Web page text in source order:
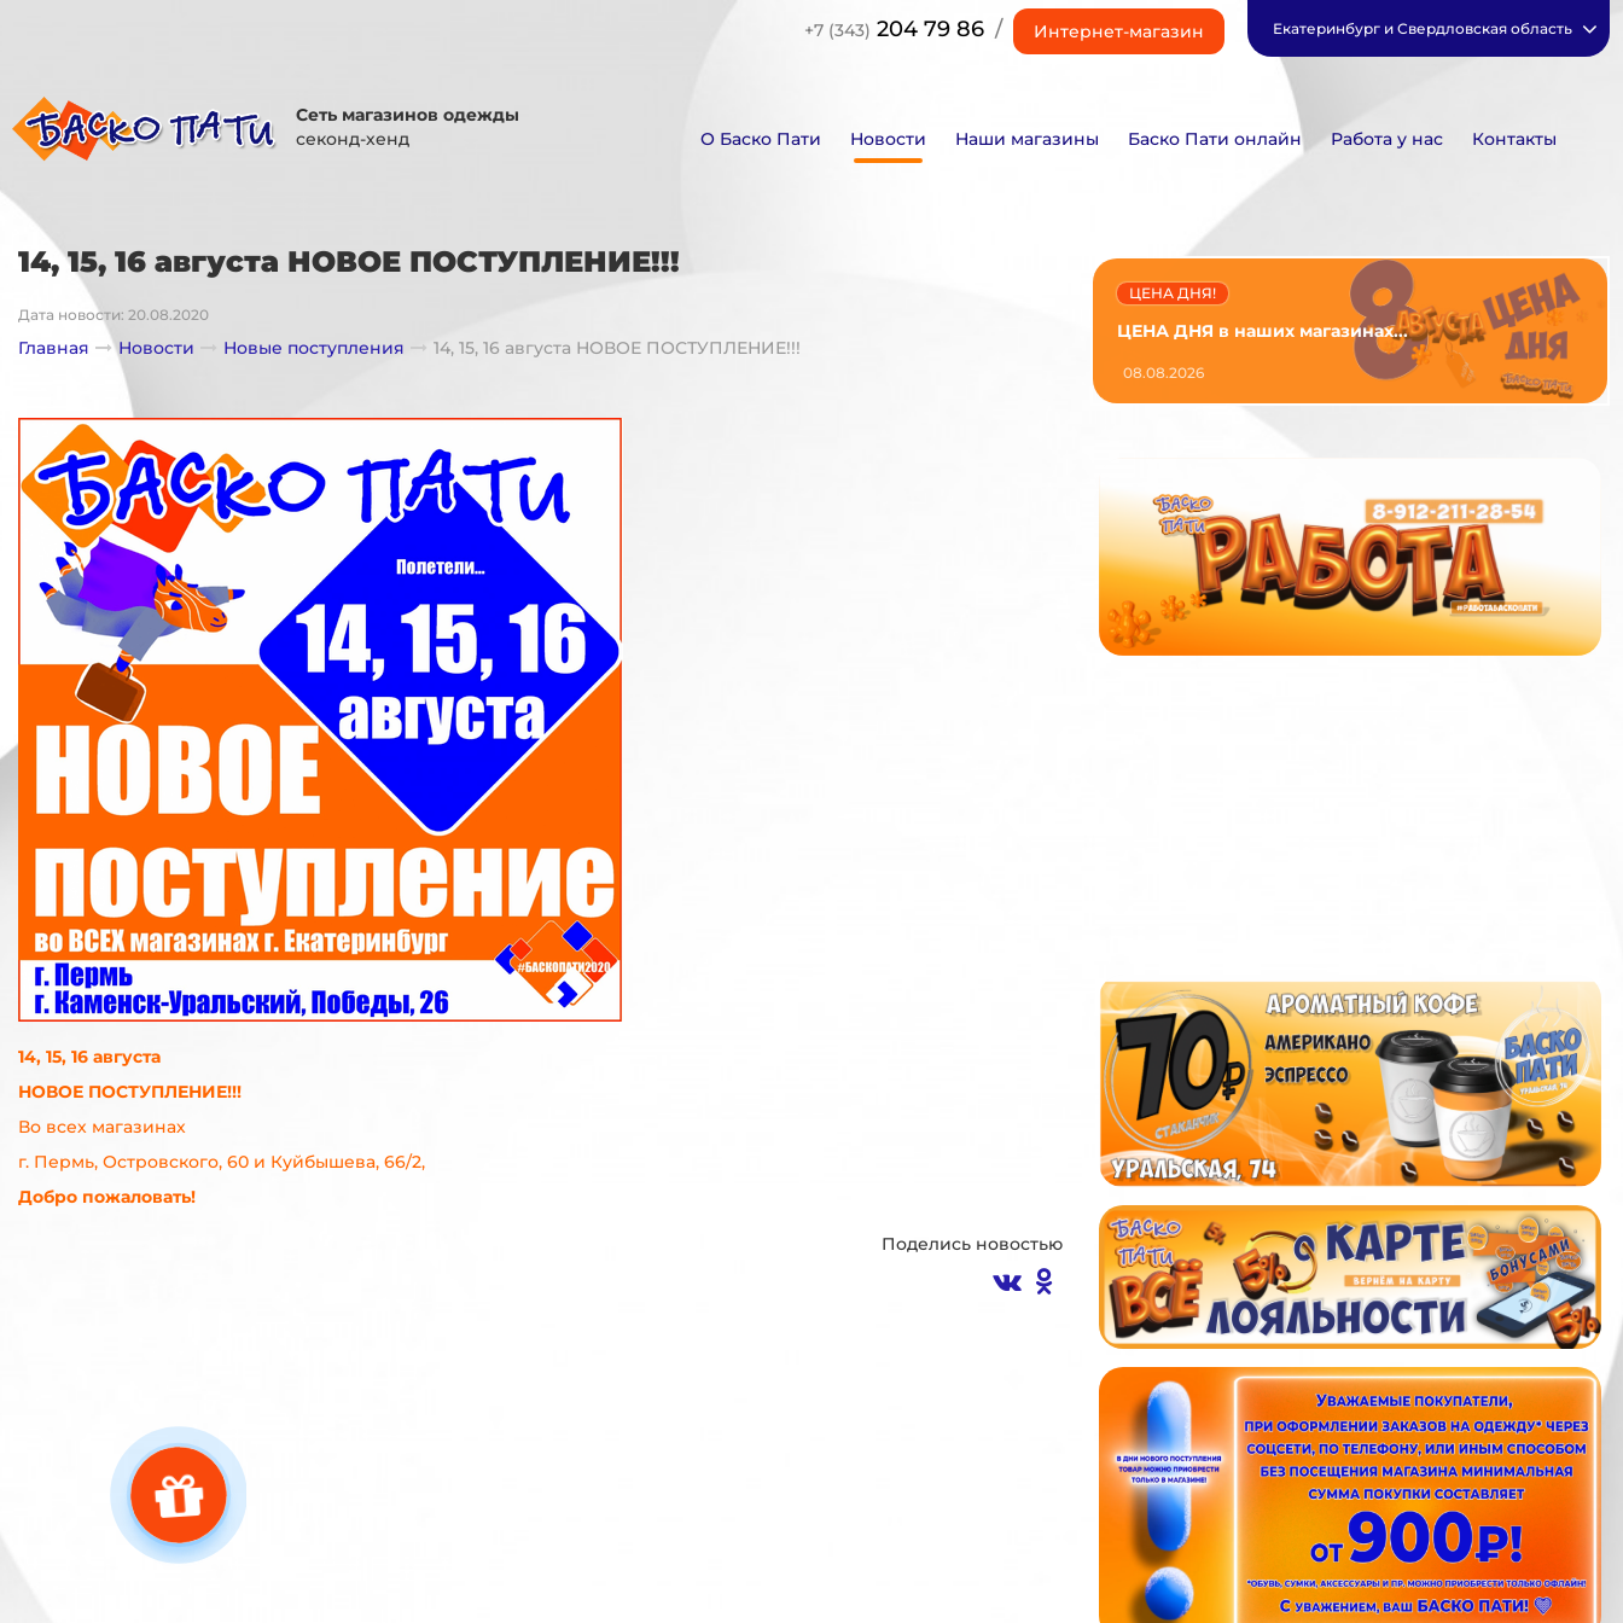
+7 (343) 204 79 86 / Интернет-магазин Екатеринбург и Свердловская область
Сеть магазинов одежды
секонд-хенд
О Баско Пати Новости Наши магазины Баско Пати онлайн Работа у нас Контакты
14, 15, 16 августа НОВОЕ ПОСТУПЛЕНИЕ!!!
Дата новости: 20.08.2020
Главная Новости Новые поступления 14, 15, 16 августа НОВОЕ ПОСТУПЛЕНИЕ!!!
14, 15, 16 августа
НОВОЕ ПОСТУПЛЕНИЕ!!!
Во всех магазинах
г. Пермь, Островского, 60 и Куйбышева, 66/2,
Добро пожаловать!
Поделись новостью
ЦЕНА ДНЯ в наших магазинах...
ЦЕНА ДНЯ!
08.08.2026